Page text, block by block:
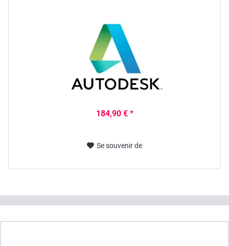
184,90 € *
Se souvenir de